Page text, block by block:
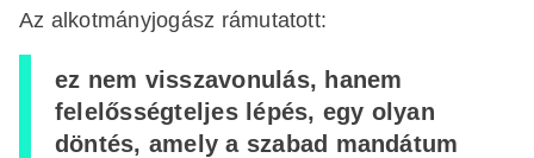
Az alkotmányjogász rámutatott:
ez nem visszavonulás, hanem
felelősségteljes lépés, egy olyan
döntés, amely a szabad mandátum